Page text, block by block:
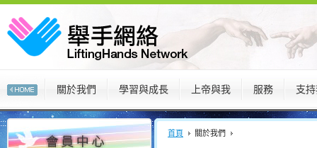
關於我們 學習與成長 上帝與我 服務 支
::: :::
首頁 關於我們